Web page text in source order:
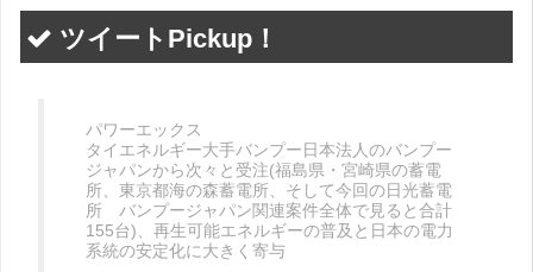
ツイートPickup！
パワーエックス
タイエネルギー大手バンプー日本法人のバンプー
ジャパンから次々と受注(福島県・宮崎県の蓄電
所、東京都海の森蓄電所、そして今回の日光蓄電
所 バンプージャパン関連案件全体で見ると合計
155台)、再生可能エネルギーの普及と日本の電力
系統の安定化に大きく寄与